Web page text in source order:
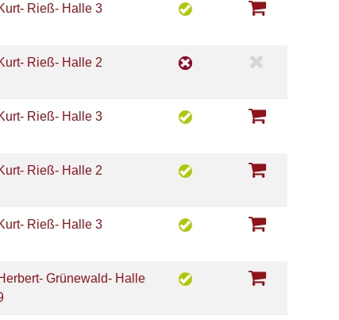
Rieß- Halle 3
Rieß- Halle 2
Rieß- Halle 3
Rieß- Halle 2
Rieß- Halle 3
Grünewald- Halle